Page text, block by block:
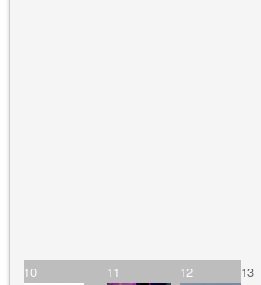
10
11 12 13